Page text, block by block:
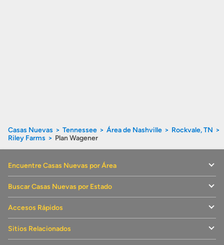
Casas Nuevas Tennessee Área de Nashville
Rockvale, TN
Riley Farms
Plan Wagener
Encuentre Casas Nuevas por Área
Buscar Casas Nuevas por Estado
Accesos Rápidos
Sitios Relacionados